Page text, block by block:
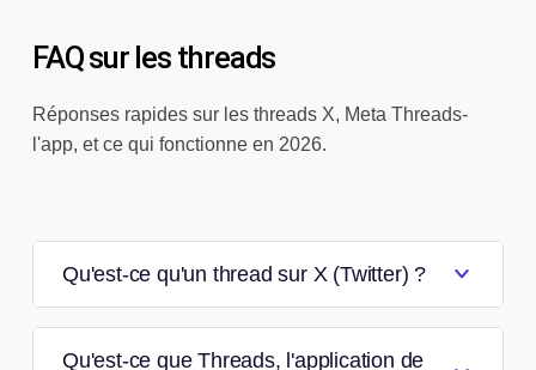
FAQ sur les threads
Réponses rapides sur les threads X, Meta Threads-
l'app, et ce qui fonctionne en 2026.
Qu'est-ce qu'un thread sur X (Twitter) ?
Qu'est-ce que Threads, l'application de